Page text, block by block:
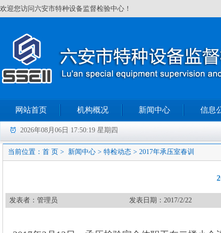
欢迎您访问六安市特种设备监督检验中心！
网站首页 机构概况 新闻中心 信息
2026年08月06日 17:50:19 星期四
当前位置： 首 页 > 新闻中心 > 特检动态 > 2017年承压室春训
发表者：管理员 发表日期：2017/2/22